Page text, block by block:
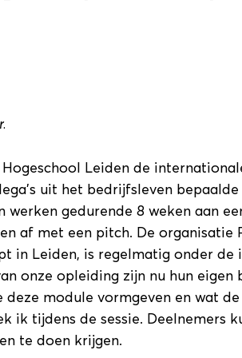
1.28)
Details
Leiden de
uit het bedrijfsleven
werken gedurende 8 weken aan
af met een pitch. De organisatie
in Leiden, is regelmatig onder de
onze opleiding zijn nu hun eigen
module vormgeven en wat de
ik tijdens de sessie. Deelnemers
te doen krijgen.